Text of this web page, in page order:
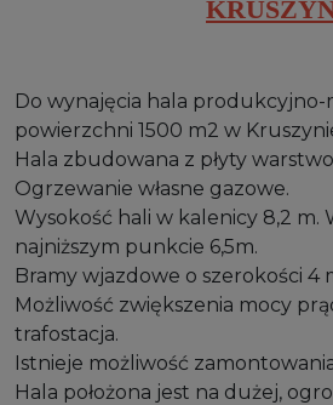
Do wynajęcia hala produkcyjno-
powierzchni 1500 m2 w
Hala zbudowana z płyty
Ogrzewanie własne gazowe.
Wysokość hali w kalenicy 8,2 m.
najniższym punkcie 6,5m.
Bramy wjazdowe o szerokości 4
Możliwość zwiększenia mocy
trafostacja.
Istnieje możliwość
Hala położona jest na dużej,